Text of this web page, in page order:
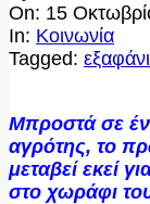
On: 15
In: Κοινωνία
Tagged:
Μπροστά σε
αγρότης, το
μεταβεί εκεί
στο χωράφι